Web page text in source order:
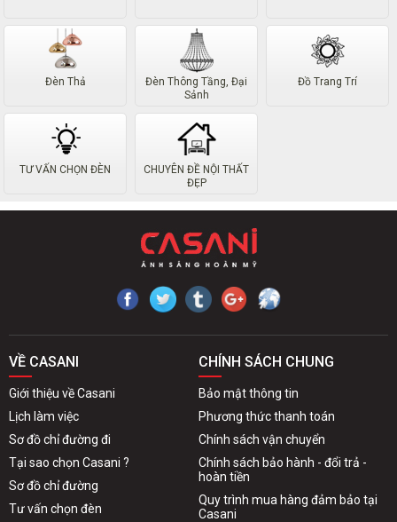
Đèn Thả
Đèn Thông Tầng, Đại
Sảnh
Đồ Trang Trí
TƯ VẤN CHỌN ĐÈN
CHUYÊN ĐỀ NỘI THẤT
ĐẸP
VỀ CASANI
Giới thiệu về Casani
Lịch làm việc
Sơ đồ chỉ đường đi
Tại sao chọn Casani ?
Sơ đồ chỉ đường
Tư vấn chọn đèn
CHÍNH SÁCH CHUNG
Bảo mật thông tin
Phương thức thanh toán
Chính sách vận chuyển
Chính sách bảo hành - đổi trả -
hoàn tiền
Quy trình mua hàng đảm bảo tại
Casani